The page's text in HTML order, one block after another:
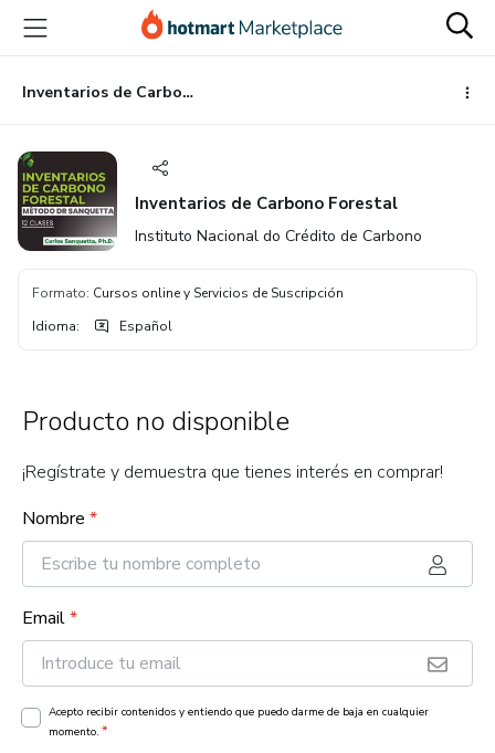
principal
página
de
página
Inventarios de Carbono Forestal
Inventarios de Carbono Forestal
Instituto Nacional do Crédito de Carbono
Formato: Cursos online y Servicios de Suscripción
Idioma: Español
Producto no disponible
¡Regístrate y demuestra que tienes interés en comprar!
Nombre *
Email*
Acepto recibir contenidos y entiendo que puedo darme de baja en cualquier
momento. *